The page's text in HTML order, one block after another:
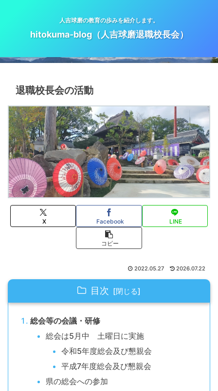
人吉球磨の教育の歩みを紹介します。
hitokuma-blog（人吉球磨退職校長会）
退職校長会の活動
X Facebook LINE
コピー
2022.05.27 2026.07.22
目次
総会等の会議・研修
総会は5月中 土曜日に実施
令和5年度総会及び懇親会
平成7年度総会及び懇親会
県の総会への参加